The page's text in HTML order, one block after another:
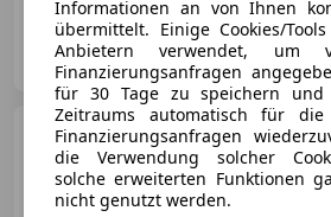
Autohaus Linzer GmbH
AT-5023 Salzburg
Audi
Informationen an von Ihnen
übermittelt. Einige Cookies/
Anbietern verwendet, um
Finanzierungsanfragen
für 30 Tage zu speichern und
Zeitraums automatisch für
Finanzierungsanfragen
die Verwendung solcher
solche erweiterten Funktionen
nicht genutzt werden.